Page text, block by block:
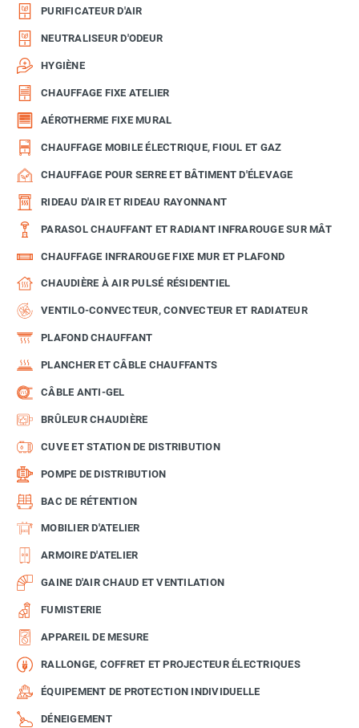
PURIFICATEUR D'AIR
NEUTRALISEUR D'ODEUR
HYGIÈNE
CHAUFFAGE FIXE ATELIER
AÉROTHERME FIXE MURAL
CHAUFFAGE MOBILE ÉLECTRIQUE, FIOUL ET GAZ
CHAUFFAGE POUR SERRE ET BÂTIMENT D'ÉLEVAGE
RIDEAU D'AIR ET RIDEAU RAYONNANT
PARASOL CHAUFFANT ET RADIANT INFRAROUGE SUR MÂT
CHAUFFAGE INFRAROUGE FIXE MUR ET PLAFOND
CHAUDIÈRE À AIR PULSÉ RÉSIDENTIEL
VENTILO-CONVECTEUR, CONVECTEUR ET RADIATEUR
PLAFOND CHAUFFANT
PLANCHER ET CÂBLE CHAUFFANTS
CÂBLE ANTI-GEL
BRÛLEUR CHAUDIÈRE
CUVE ET STATION DE DISTRIBUTION
POMPE DE DISTRIBUTION
BAC DE RÉTENTION
MOBILIER D'ATELIER
ARMOIRE D'ATELIER
GAINE D'AIR CHAUD ET VENTILATION
FUMISTERIE
APPAREIL DE MESURE
RALLONGE, COFFRET ET PROJECTEUR ÉLECTRIQUES
ÉQUIPEMENT DE PROTECTION INDIVIDUELLE
DÉNEIGEMENT